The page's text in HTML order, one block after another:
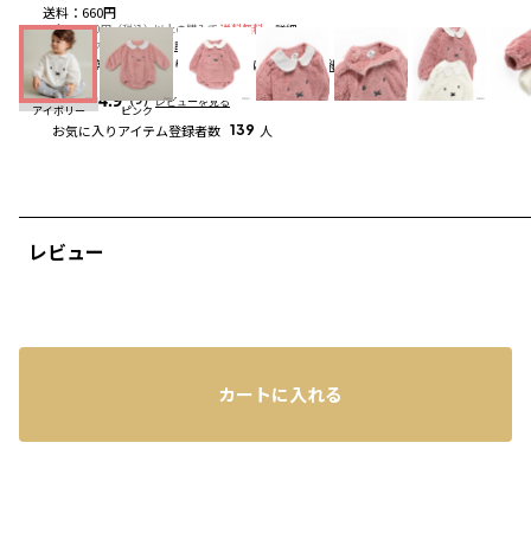
アイボリー ピンク
レビュー
送料 ： 660円
※合計6,600円（税込）以上の購入で 送料無料
詳細
※店頭受取なら
送料無料 詳細
配送： 通常、ご注文より1～5営業日にて出荷 詳細
4.9（9）レビューを見る
お気に入りアイテム登録者数 139 人
カートに入れる